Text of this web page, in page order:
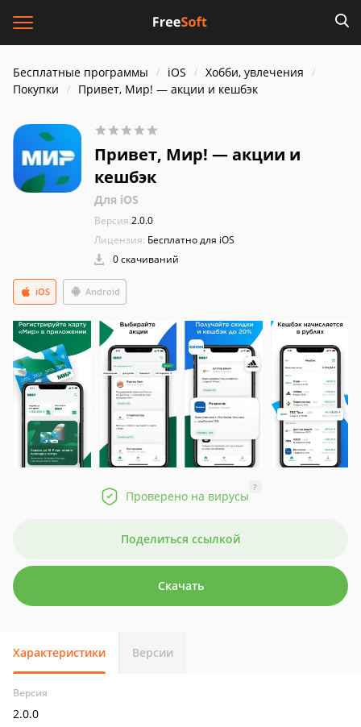
Бесплатные программы iOS
Хобби, увлечения
Покупки
Привет, Мир! — акции и кешбэк
Привет, Мир! — акции и
кешбэк
Для iOS
Версия:2.0.0
Лицензия: Бесплатно для iOS
0 скачиваний
Android
iOS
Проверено на вирусы
?
Поделиться ссылкой
Скачать
Характеристики Версии
Версия
2.0.0